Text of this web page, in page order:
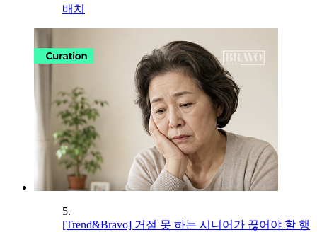
배치
5.
[Trend&Bravo] 거절 못 하는 시니어가 끊어야 할 행